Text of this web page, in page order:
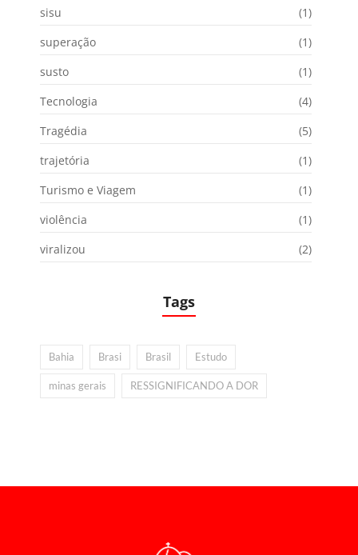
sisu
(1)
superação
(1)
susto
(1)
Tecnologia
(4)
Tragédia
(5)
trajetória
(1)
Turismo e Viagem
(1)
violência
(1)
viralizou
(2)
Tags
Bahia Brasi Brasil Estudo
minas gerais RESSIGNIFICANDO A DOR